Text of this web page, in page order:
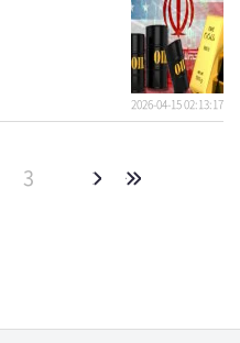
록한 사상 최고치인
치지 못하고 있다.
주가는
여력을 시사한다.
2026-04-15 02:13:17
3